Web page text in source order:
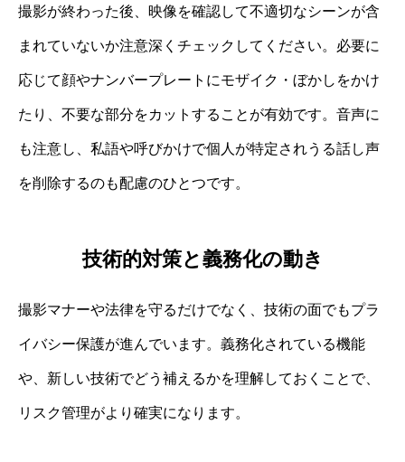
撮影が終わった後、映像を確認して不適切なシーンが含
まれていないか注意深くチェックしてください。必要に
応じて顔やナンバープレートにモザイク・ぼかしをかけ
たり、不要な部分をカットすることが有効です。音声に
も注意し、私語や呼びかけで個人が特定されうる話し声
を削除するのも配慮のひとつです。
技術的対策と義務化の動き
撮影マナーや法律を守るだけでなく、技術の面でもプラ
イバシー保護が進んでいます。義務化されている機能
や、新しい技術でどう補えるかを理解しておくことで、
リスク管理がより確実になります。